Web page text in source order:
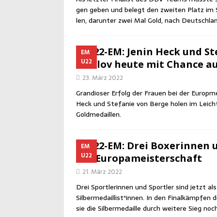
gen geben und belegt den zwei­ten Platz
len, dar­un­ter zwei Mal Gold, nach
EM
U22
U22-EM: Jenin Heck und
Puti­l­ov heu­te mit Chan­ce
23. März 2022
Gran­dio­ser Erfolg der Frau­en bei der
Heck und Ste­fa­nie von Ber­ge holen im
Goldmedaillen.
EM
U22
U22-EM: Drei Boxe­rin­nen
der Europameisterschaft
21. März 2022
Drei Sport­le­rin­nen und Sport­ler sind jetzt
Silbermedaillist*innen. In den Final­kämp­fen
sie die Sil­ber­me­dail­le durch wei­te­re Sieg